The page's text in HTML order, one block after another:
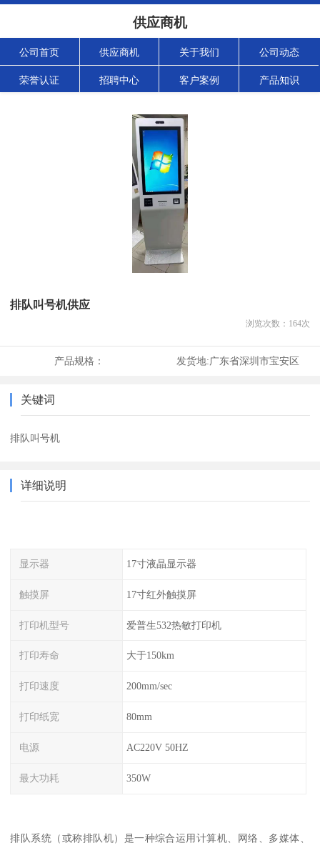
供应商机
公司首页 供应商机 关于我们 公司动态
荣誉认证 招聘中心 客户案例 产品知识
排队叫号机供应
浏览次数： 164次
产品规格： 发货地:广东省深圳市宝安区
关键词
排队叫号机
详细说明
显示器 17寸液晶显示器
触摸屏 17寸红外触摸屏
打印机型号 爱普生532热敏打印机
打印寿命 大于150km
打印速度 200mm/sec
打印纸宽 80mm
电源 AC220V 50HZ
最大功耗 350W
排队系统（或称排队机）是一种综合运用计算机、网络、多媒体、